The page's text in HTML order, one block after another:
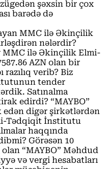
şəxsin bir çox
barədə də
MMC ilə Əkinçilik
nələrdir?
MMC ilə Əkinçilik Elmi-
AZN olan bir
razılıq verib? Biz
tender
Satınalma
edirdi? “MAYBO”
digər şirkətlərdən
Tədqiqit İnstitutu
haqqında
Görəsən 10
“MAYBO” Məhdud
və vergi hesabatları